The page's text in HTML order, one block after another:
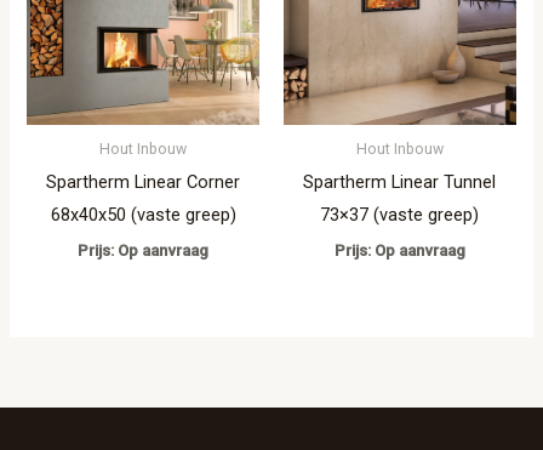
Hout Inbouw
Spartherm Linear Corner
68x40x50 (vaste greep)
Prijs: Op aanvraag
Hout Inbouw
Spartherm Linear Tunnel
73×37 (vaste greep)
Prijs: Op aanvraag